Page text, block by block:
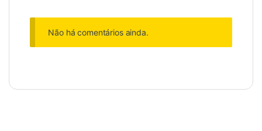
Não há comentários ainda.